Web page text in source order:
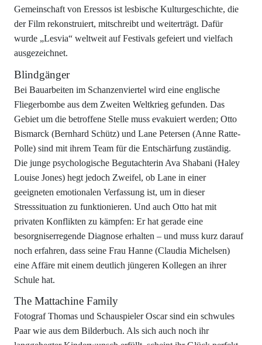
Gemeinschaft von Eressos ist lesbische Kulturgeschichte, die
der Film rekonstruiert, mitschreibt und weiterträgt. Dafür
wurde „Lesvia“ weltweit auf Festivals gefeiert und vielfach
ausgezeichnet.
Blindgänger
Bei Bauarbeiten im Schanzenviertel wird eine englische
Fliegerbombe aus dem Zweiten Weltkrieg gefunden. Das
Gebiet um die betroffene Stelle muss evakuiert werden; Otto
Bismarck (Bernhard Schütz) und Lane Petersen (Anne Ratte-
Polle) sind mit ihrem Team für die Entschärfung zuständig.
Die junge psychologische Begutachterin Ava Shabani (Haley
Louise Jones) hegt jedoch Zweifel, ob Lane in einer
geeigneten emotionalen Verfassung ist, um in dieser
Stresssituation zu funktionieren. Und auch Otto hat mit
privaten Konflikten zu kämpfen: Er hat gerade eine
besorgniserregende Diagnose erhalten – und muss kurz darauf
noch erfahren, dass seine Frau Hanne (Claudia Michelsen)
eine Affäre mit einem deutlich jüngeren Kollegen an ihrer
Schule hat.
The Mattachine Family
Fotograf Thomas und Schauspieler Oscar sind ein schwules
Paar wie aus dem Bilderbuch. Als sich auch noch ihr